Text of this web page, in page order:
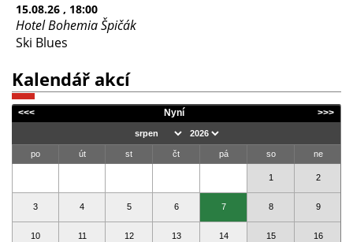
15.08.26 , 18:00
Hotel Bohemia Špičák
Ski Blues
Kalendář akcí
<<< Nyní >>>
po út st čt pá so ne
1 2
3 4 5 6 7 8 9
10 11 12 13 14 15 16